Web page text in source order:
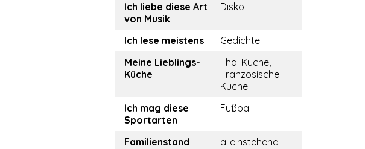
Ich liebe diese Art
von Musik
Disko
Ich lese meistens
Gedichte
Meine Lieblings-
Küche
Thai Küche,
Französische
Küche
Ich mag diese
Sportarten
Fußball
Familienstand
alleinstehend